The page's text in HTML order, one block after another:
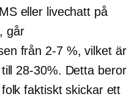
eller livechatt på
går
från 2-7 %, vilket är
28-30%. Detta beror
faktiskt skickar ett